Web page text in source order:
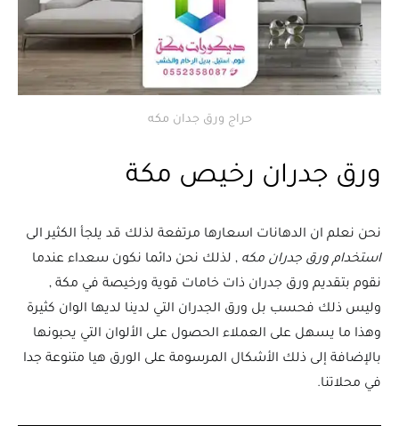
حراج ورق جدان مكه
ورق جدران رخيص مكة
نحن نعلم ان الدهانات اسعارها مرتفعة لذلك قد يلجأ الكثير الى
استخدام ورق جدران مكه , لذلك نحن دائما نكون سعداء عندما
نقوم بتقديم ورق جدران ذات خامات قوية ورخيصة في مكة ,
وليس ذلك فحسب بل ورق الجدران التي لدينا لديها الوان كثيرة
وهذا ما يسهل على العملاء الحصول على الألوان التي يحبونها
بالإضافة إلى ذلك الأشكال المرسومة على الورق هيا متنوعة جدا
في محلاتنا.